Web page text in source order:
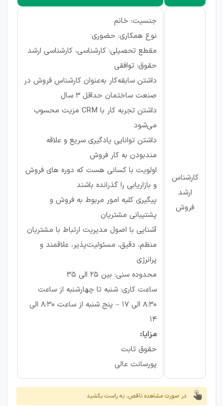
کارشناس
ارشد
فروش
جنسیت: خانم
نوع همکاری: حضوری
مقطع تحصیلی: کارشناسی، کارشناسی ارشد
حقوق: توافقی
داشتن سابقه‌کار به‌عنوان کارشناس فروش در
صنعت ساختمان حداقل 3 سال
داشتن تجربه کار با CRM مزیت محسوب
می‌شود
داشتن توانایی یادگیری سریع و علاقه
‌مندبودن به کار فروش
اولویت با کسانی هست که دوره های فروش
و بازاریابی را گذرانده باشند
پیگیری کلیه امور مربوط به فروش و
پشتیبانی مشتریان
آشنایی با اصول مدیریت ارتباط با مشتریان
منظم، دقیق، مسئولیت‌پذیر، علاقمند و
پرانرژی
محدوده سنی: بین 25 الی 35
ساعت کاری: شنبه تا چهارشنبه از ساعت
8:30 الی 17 – پنج شنبه از ساعت 8:30 الی
14
مزایا:
حقوق ثابت
پورسانت عالی
در صورت مشاهده ناقص، به راست بکشید